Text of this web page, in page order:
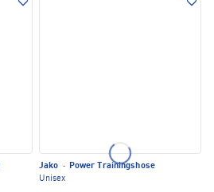
Jako · Power Trainingshose
Unisex